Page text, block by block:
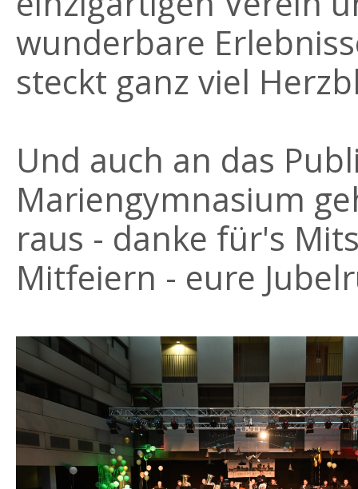
wunderbare
steckt ganz viel
Und auch an das
Mariengymnasium
raus - danke für's
Mitfeiern - eure